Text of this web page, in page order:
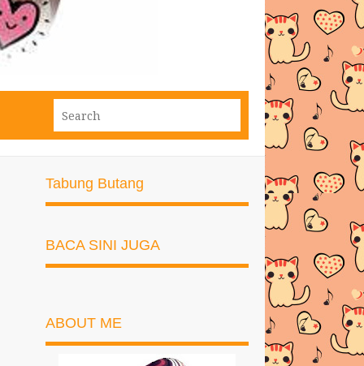
Tabung Butang
BACA SINI JUGA
ABOUT ME